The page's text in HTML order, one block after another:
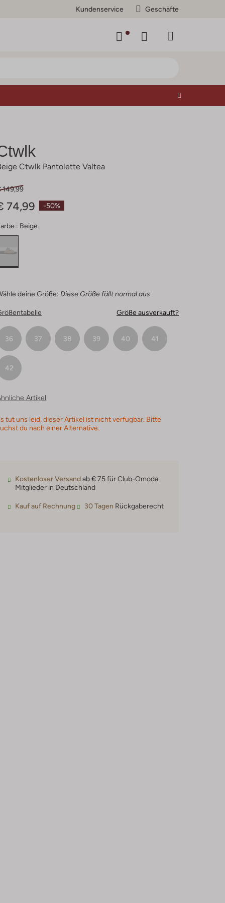
Kundenservice Geschäfte
Ctwlk Pantolette Valtea
-50%
149,99
74,99
: Beige
deine Größe: Diese Größe fällt normal aus
Größe ausverkauft?
36 37 38 39 40 41
42
Artikel
tut uns leid, dieser Artikel ist nicht verfügbar. Bitte
du nach einer Alternative.
Kostenloser Versandab € 75 für Club-Omoda
Mitglieder in Deutschland
Kauf auf Rechnung 30 Tagen Rückgaberecht